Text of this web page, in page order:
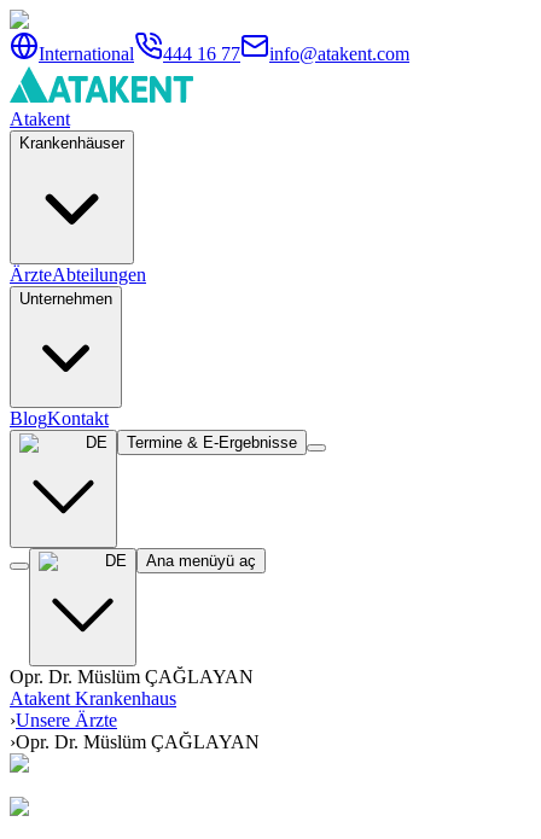
International 444 16 77 info@atakent.com
Atakent
Krankenhäuser
ÄrzteAbteilungen
Unternehmen
BlogKontakt
DE Termine & E-Ergebnisse
DE Ana menüyü aç
Opr. Dr. Müslüm ÇAĞLAYAN
Atakent Krankenhaus
›Unsere Ärzte
›Opr. Dr. Müslüm ÇAĞLAYAN